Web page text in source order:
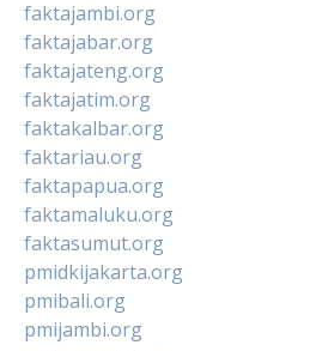
faktajambi.org
faktajabar.org
faktajateng.org
faktajatim.org
faktakalbar.org
faktariau.org
faktapapua.org
faktamaluku.org
faktasumut.org
pmidkijakarta.org
pmibali.org
pmijambi.org